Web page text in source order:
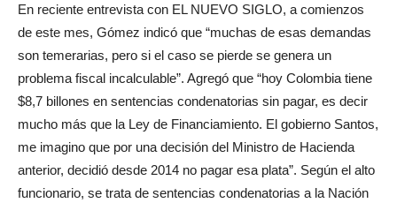
En reciente entrevista con EL NUEVO SIGLO, a comienzos
de este mes, Gómez indicó que “muchas de esas demandas
son temerarias, pero si el caso se pierde se genera un
problema fiscal incalculable”. Agregó que “hoy Colombia tiene
$8,7 billones en sentencias condenatorias sin pagar, es decir
mucho más que la Ley de Financiamiento. El gobierno Santos,
me imagino que por una decisión del Ministro de Hacienda
anterior, decidió desde 2014 no pagar esa plata”. Según el alto
funcionario, se trata de sentencias condenatorias a la Nación